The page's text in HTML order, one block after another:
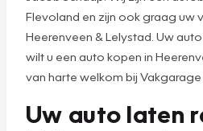
Flevoland en zijn ook graag uw
Heerenveen & Lelystad. Uw
wilt u een auto kopen in
van harte welkom bij
Uw auto laten